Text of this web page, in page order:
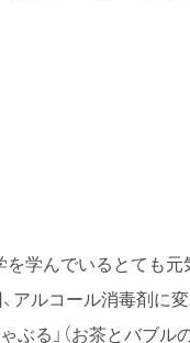
学んでいるとても元
アルコール消毒剤に
ぶる」（お茶とバブル